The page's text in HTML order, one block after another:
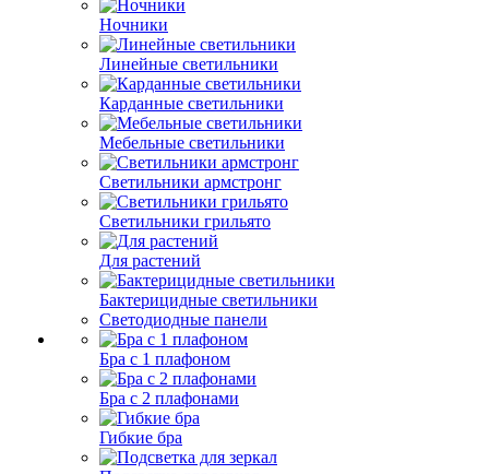
Ночники
Линейные светильники
Карданные светильники
Мебельные светильники
Светильники армстронг
Светильники грильято
Для растений
Бактерицидные светильники
Светодиодные панели
Бра с 1 плафоном
Бра с 2 плафонами
Гибкие бра